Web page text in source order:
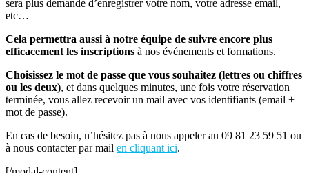
sera plus demandé d’enregistrer votre nom, votre adresse email,
etc…
Cela permettra aussi à notre équipe de suivre encore plus
efficacement les inscriptions à nos événements et formations.
Choisissez le mot de passe que vous souhaitez (lettres ou chiffres
ou les deux), et dans quelques minutes, une fois votre réservation
terminée, vous allez recevoir un mail avec vos identifiants (email +
mot de passe).
En cas de besoin, n’hésitez pas à nous appeler au 09 81 23 59 51 ou
à nous contacter par mail en cliquant ici.